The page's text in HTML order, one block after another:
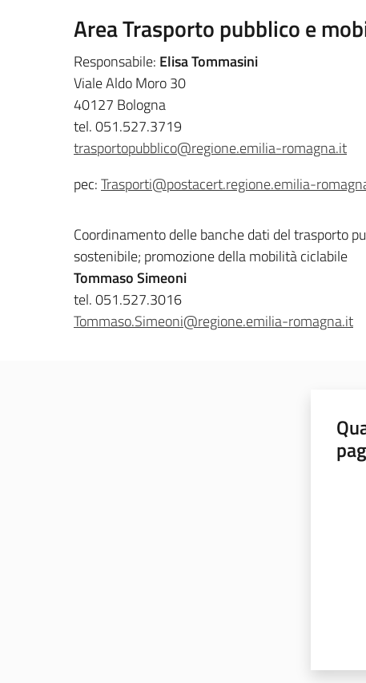
Area Trasporto pubblico e
Responsabile: Elisa Tommasini
Viale Aldo Moro 30
40127 Bologna
tel. 051.527.3719
trasportopubblico@regione.emilia-romagna.it
pec:Trasporti@postacert.regione.emilia-
Coordinamento delle banche dati del trasporto
sostenibile; promozione della mobilità ciclabile
Tommaso Simeoni
tel. 051.527.3016
Tommaso.Simeoni@regione.emilia-romagna.it